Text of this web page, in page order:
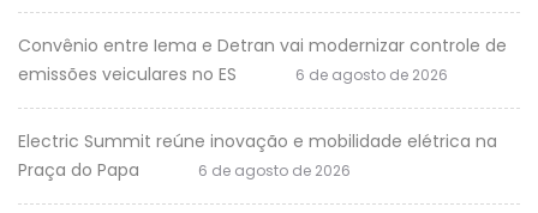
Convênio entre Iema e Detran vai modernizar controle de
emissões veiculares no ES
6 de agosto de 2026
Electric Summit reúne inovação e mobilidade elétrica na
Praça do Papa
6 de agosto de 2026